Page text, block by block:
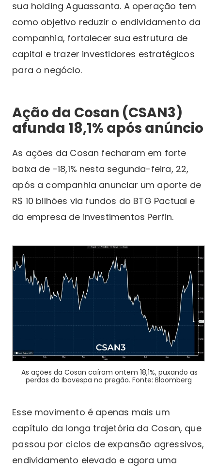
sua holding Aguassanta. A operação tem
como objetivo reduzir o endividamento da
companhia, fortalecer sua estrutura de
capital e trazer investidores estratégicos
para o negócio.
Ação da Cosan (CSAN3)
afunda 18,1% após anúncio
As ações da Cosan fecharam em forte
baixa de -18,1% nesta segunda-feira, 22,
após a companhia anunciar um aporte de
R$ 10 bilhões via fundos do BTG Pactual e
da empresa de investimentos Perfin.
As ações da Cosan caíram ontem 18,1%, puxando as
perdas do Ibovespa no pregão. Fonte: Bloomberg
Esse movimento é apenas mais um
capítulo da longa trajetória da Cosan, que
passou por ciclos de expansão agressivos,
endividamento elevado e agora uma